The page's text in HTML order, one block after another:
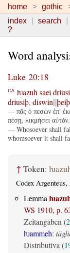
home gothic
index
search
?
Word
Luke 20:18
CA ƕazuh saei
driusiþ, diswin þeiþ
— πᾶς ὁ πεσὼν ἐπ'
πέσῃ, λικμήσει αὐτόν.
— Whosoever shall
whomsoever it shall
↑ Token:
Codex Argenteus,
Lemma
WS 1910, p.
Zeitangaben (
ƕammeh:
Distributiva (